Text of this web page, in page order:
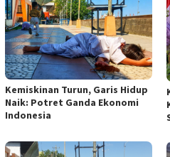
Kemiskinan Turun, Garis Hidup
Naik: Potret Ganda Ekonomi
Indonesia